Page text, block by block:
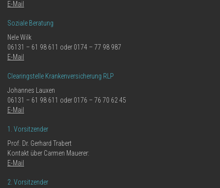
E-Mail
Soziale Beratung
Nele Wilk
06131 – 61 98 611 oder 0174 – 77 98 987
E-Mail
Clearingstelle Krankenversicherung RLP
Johannes Lauxen
06131 – 61 98 611 oder 0176 – 76 70 62 45
E-Mail
1. Vorsitzender
Prof. Dr. Gerhard Trabert
Kontakt über Carmen Mauerer:
E-Mail
2. Vorsitzender